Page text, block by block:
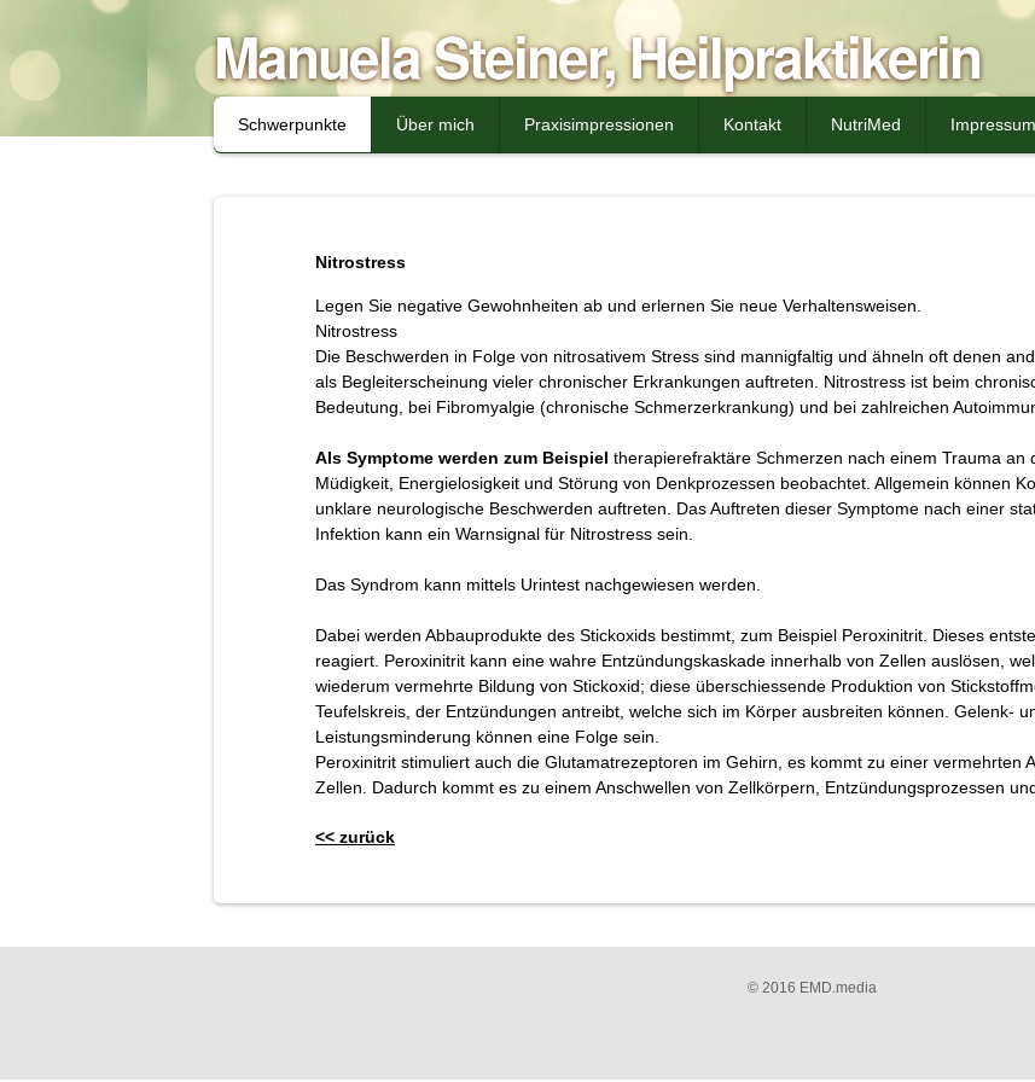
Manuela Steiner, Heilpraktikerin
Schwerpunkte Über mich Praxisimpressionen Kontakt NutriMed Impressum
Nitrostress
Legen Sie negative Gewohnheiten ab und erlernen Sie neue Verhaltensweisen.
Nitrostress
Die Beschwerden in Folge von nitrosativem Stress sind mannigfaltig und ähneln oft denen
als Begleiterscheinung vieler chronischer Erkrankungen auftreten. Nitrostress ist beim
Bedeutung, bei Fibromyalgie (chronische Schmerzerkrankung) und bei zahlreichen
Als Symptome werden zum Beispiel therapierefraktäre Schmerzen nach einem Trauma an
Müdigkeit, Energielosigkeit und Störung von Denkprozessen beobachtet. Allgemein können
unklare neurologische Beschwerden auftreten. Das Auftreten dieser Symptome nach einer
Infektion kann ein Warnsignal für Nitrostress sein.
Das Syndrom kann mittels Urintest nachgewiesen werden.
Dabei werden Abbauprodukte des Stickoxids bestimmt, zum Beispiel Peroxinitrit. Dieses
reagiert. Peroxinitrit kann eine wahre Entzündungskaskade innerhalb von Zellen auslösen,
wiederum vermehrte Bildung von Stickoxid; diese überschiessende Produktion von
Teufelskreis, der Entzündungen antreibt, welche sich im Körper ausbreiten können. Gelenk-
Leistungsminderung können eine Folge sein.
Peroxinitrit stimuliert auch die Glutamatrezeptoren im Gehirn, es kommt zu einer vermehrten
Zellen. Dadurch kommt es zu einem Anschwellen von Zellkörpern, Entzündungsprozessen
<< zurück
© 2016 EMD.media